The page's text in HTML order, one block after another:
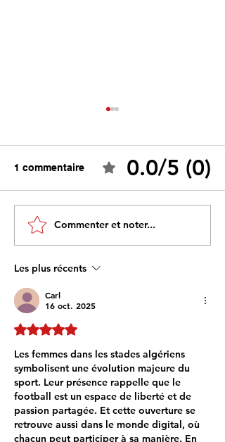
Tebboune face à ses
propres mirages :
promesses différées,
ennemis imaginaires et
1 commentaire 0.0/5 (0)
Commenter et noter...
Les plus récents
Carl
16 oct. 2025
Noté 5 étoiles sur 5.
Les femmes dans les stades algériens
symbolisent une évolution majeure du
sport. Leur présence rappelle que le
football est un espace de liberté et de
passion partagée. Et cette ouverture se
retrouve aussi dans le monde digital, où
chacun peut participer à sa manière. En